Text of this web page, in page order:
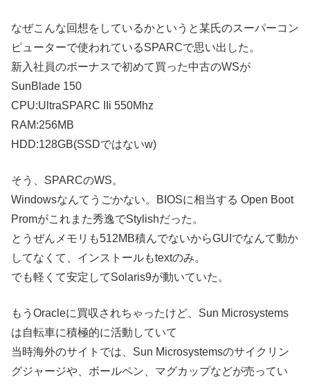
なぜこんな回想をしているかというと某氏のスーパーコン
ピューターで使われているSPARCで思い出した。
新入社員のボーナスで初めて買った中古のWSが
SunBlade 150
CPU:UltraSPARC IIi 550Mhz
RAM:256MB
HDD:128GB(SSDではないw)
そう、SPARCのWS。
Windowsなんてうごかない。BIOSに相当する Open Boot
Promがこれまた秀逸でStylishだった。
とうぜんメモリも512MB積んでないからGUIでなんて動か
してなくて、インストールもtextのみ。
でも軽くて安定してSolaris9が動いていた。
もうOracleに買収されちゃったけど、Sun Microsystems
は自転車に積極的に活動していて
当時海外のサイトでは、Sun Microsystemsのサイクリン
グジャージや、ボールペン、マグカップなどが売ってい